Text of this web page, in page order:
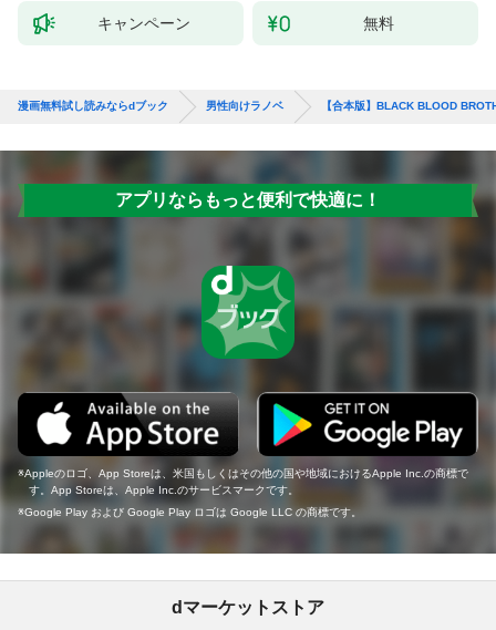
キャンペーン 無料
漫画無料試し読みならdブック 男性向けラノベ 【合本版】BLACK BLOOD
アプリならもっと便利で快適に！
Appleのロゴ、App Storeは、米国もしくはその他の国や地域におけるApple Inc.の商標で
す。App Storeは、Apple Inc.のサービスマークです。
Google Play および Google Play ロゴは Google LLC の商標です。
dマーケットストア